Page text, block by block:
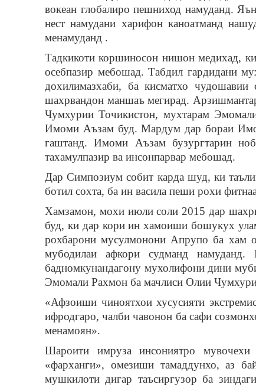
вокеан глобалиро пешниход намуданд.
нест намудани харифон каноатманд
менамуданд .
Тадкикоти коршиносон нишон медихад, ки
осебпазир мебошад. Табдил гардидани
дохилимазхаби, ба кисматхо
шахрвандон маншаъ мегирад.
Чумхурии Точикистон, мухтарам
Имоми Аъзам буд. Мардум дар бораи
гаштанд. Имоми Аъзам бузургтарин
тахамулпазир ва инсонпарвар мебошад.
Дар Симпозиум собит карда шуд, ки
ботил сохта, ба ин васила пеши рохи
Хамзамон, мохи июли соли 2015 дар
буд, ки дар кори ин хамоиши бошукух
рохбарони мусулмонони Апрупо ба хам
мубодилаи афкори судманд намуданд.
бадномкунандагону мухолифони дини
Эмомали Рахмон ба мачлиси Олии
«Афзоиши чиноятхои хусусияти
ифродгаро, чалби чавонон ба сафи
менамоян».
Шароити имруза инсониятро мувочехи
«фарханги», омезиши тамаддунхо, аз
мушкилоти дигар таъсиргузор ба